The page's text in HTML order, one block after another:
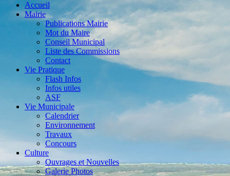
Accueil
Mairie
Publications Mairie
Mot du Maire
Conseil Municipal
Liste des Commissions
Contact
Vie Pratique
Flash Infos
Infos utiles
ASF
Vie Municipale
Calendrier
Environnement
Travaux
Concours
Culture
Ouvrages et Nouvelles
Galerie Photos